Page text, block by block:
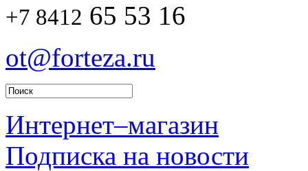
+7 8412 65 53 16
ot@forteza.ru
Интернет–магазин
Подписка на новости